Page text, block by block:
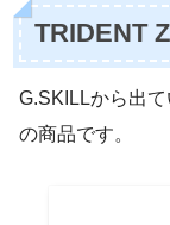
TRIDENT
G.SKILLから出
の商品です。